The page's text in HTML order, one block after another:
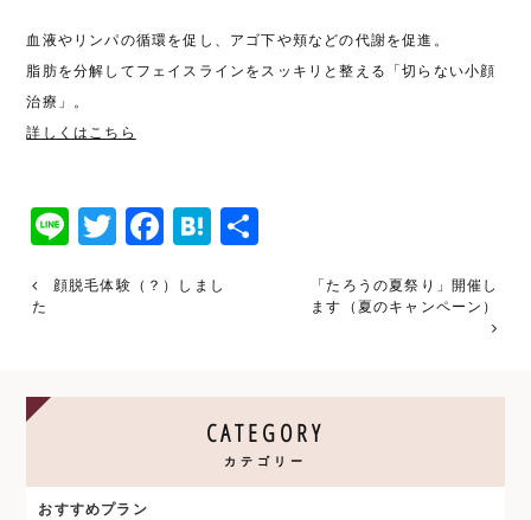
血液やリンパの循環を促し、アゴ下や頬などの代謝を促進。
脂肪を分解してフェイスラインをスッキリと整える「切らない小顔
治療」。
詳しくはこちら
LineTwitter
Facebook
Hatena
顔脱毛体験（？）しまし
た
「たろうの夏祭り」開催し
ます（夏のキャンペーン）
CATEGORY
カテゴリー
おすすめプラン